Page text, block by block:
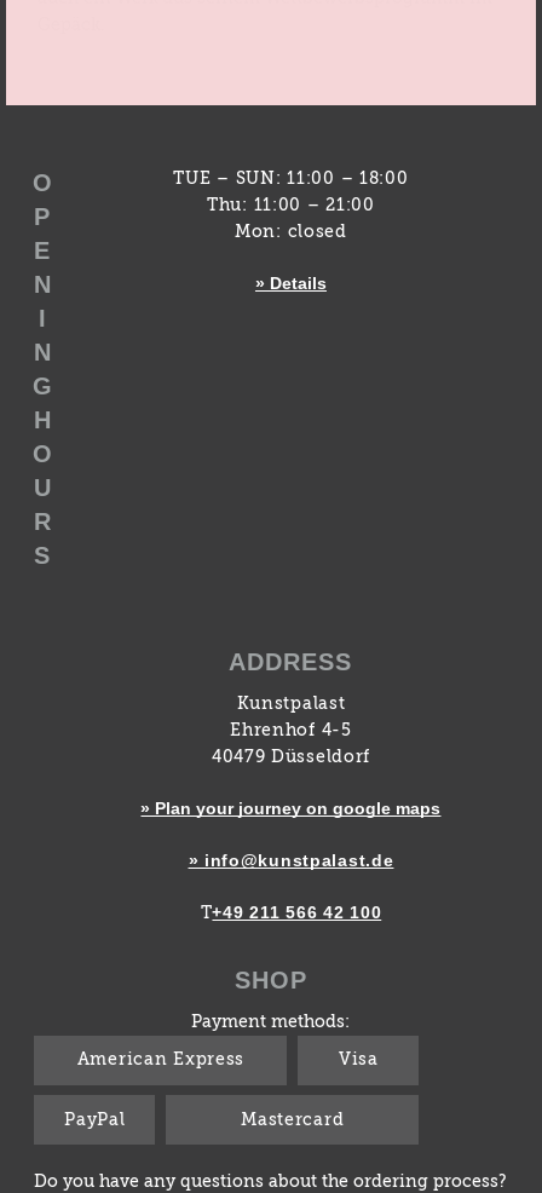
O
P
E
N
I
N
G
H
O
U
R
S
TUE – SUN: 11:00 – 18:00
Thu: 11:00 – 21:00
Mon: closed
» Details
ADDRESS
Kunstpalast
Ehrenhof 4-5
40479 Düsseldorf
» Plan your journey on google maps
» info@kunstpalast.de
T+49 211 566 42 100
SHOP
Payment methods:
American Express Visa
PayPal Mastercard
Do you have any questions about the ordering process?